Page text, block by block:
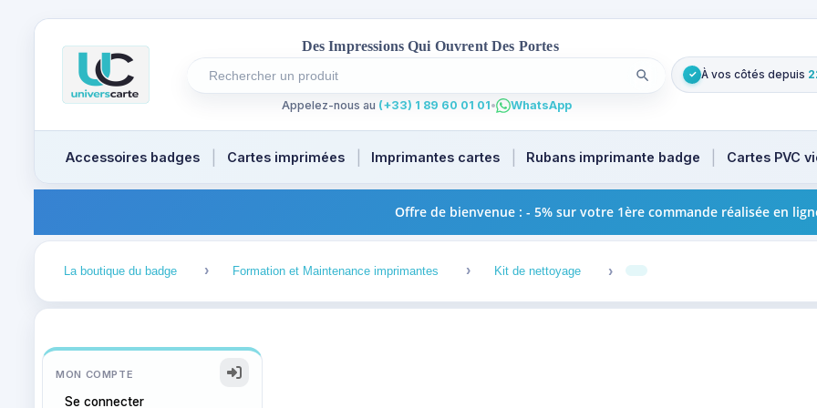
  Des Impressions Qui Ouvrent Des Portes
Rechercher un produit
Recherches récentes au focus. Tapez au moins 2 caractères pour les suggestions
Lancer la recherche
Appelez-nous au (+33) 1 89 60 01 01• WhatsApp
✓ À vos côtés depuis
Accessoires badges Cartes imprimées Imprimantes cartes Rubans imprimante badge Cartes PVC
Offre de bienvenue : - 5% sur votre 1ère commande réalisée en
La boutique du badge Formation et Maintenance imprimantes Kit de nettoyage 4
MON COMPTE
Se connecter